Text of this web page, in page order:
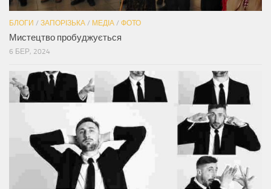
БЛОГИ / ЗАПОРІЗЬКА / МЕДІА / ФОТО
Мистецтво пробуджується
6 БЕР, 2024